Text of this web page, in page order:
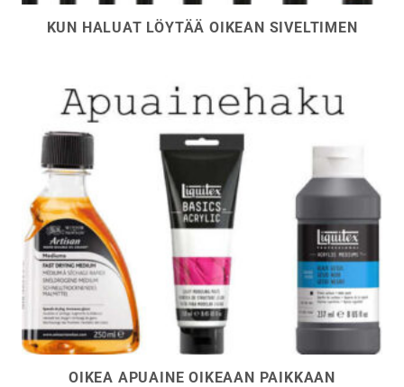
KUN HALUAT LÖYTÄÄ OIKEAN SIVELTIMEN
OIKEA APUAINE OIKEAAN PAIKKAAN